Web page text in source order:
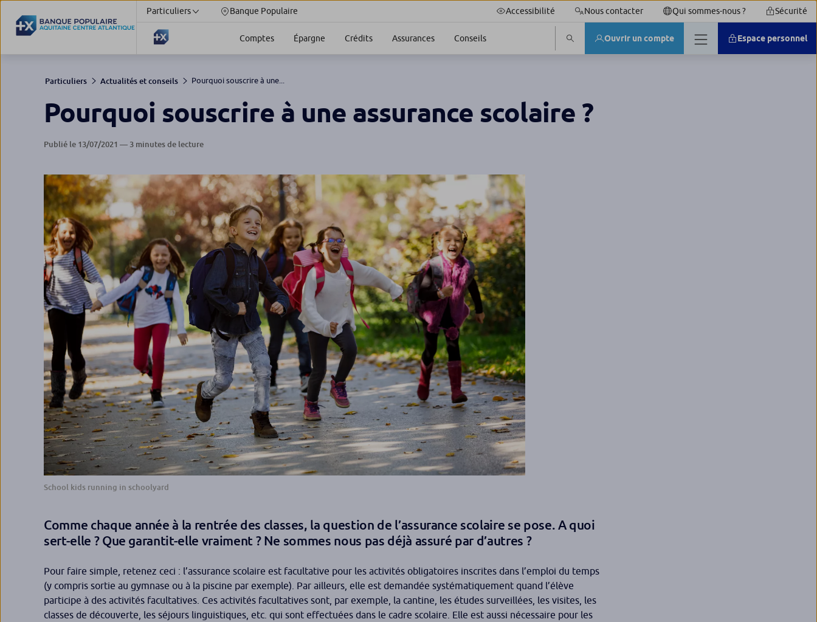
Particuliers Banque Populaire Accessibilité Nous contacter Qui sommes-nous ? Sécurité
Comptes Épargne Crédits Assurances Conseils Ouvrir un compte Espace personnel
Particuliers Actualités et conseils Pourquoi souscrire à une...
Pourquoi souscrire à une assurance scolaire ?
Publié le 13/07/2021 — 3 minutes de lecture
School kids running in schoolyard
Comme chaque année à la rentrée des classes, la question de l’assurance scolaire se pose. A quoi
sert-elle ? Que garantit-elle vraiment ? Ne sommes nous pas déjà assuré par d’autres ?
Pour faire simple, retenez ceci : l’assurance scolaire est facultative pour les activités obligatoires inscrites dans l’emploi du temps
(y compris sortie au gymnase ou à la piscine par exemple). Par ailleurs, elle est demandée systématiquement quand l’élève
participe à des activités facultatives. Ces activités facultatives sont, par exemple, la cantine, les études surveillées, les visites, les
classes de découverte, les séjours linguistiques, etc. qui sont effectuées dans le cadre scolaire. Elle est aussi nécessaire pour les